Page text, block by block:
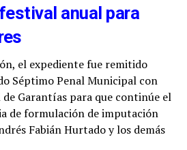
anual para
el expediente fue remitido
Séptimo Penal Municipal con
Garantías para que continúe el
de formulación de imputación
Fabián Hurtado y los demás